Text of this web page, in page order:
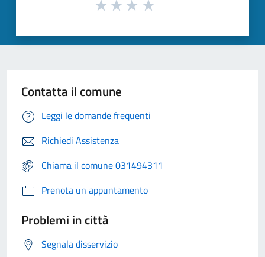
Contatta il comune
Leggi le domande frequenti
Richiedi Assistenza
Chiama il comune 031494311
Prenota un appuntamento
Problemi in città
Segnala disservizio